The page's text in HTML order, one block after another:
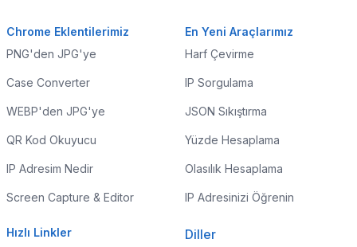
Chrome Eklentilerimiz
PNG'den JPG'ye
Case Converter
WEBP'den JPG'ye
QR Kod Okuyucu
IP Adresim Nedir
Screen Capture & Editor
En Yeni Araçlarımız
Harf Çevirme
IP Sorgulama
JSON Sıkıştırma
Yüzde Hesaplama
Olasılık Hesaplama
IP Adresinizi Öğrenin
Hızlı Linkler
Diller